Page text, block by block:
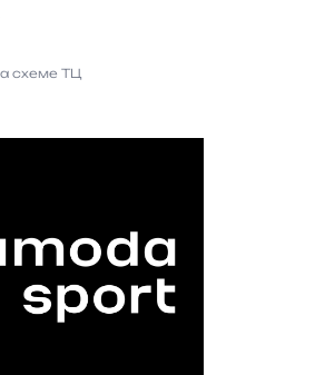
схеме ТЦ